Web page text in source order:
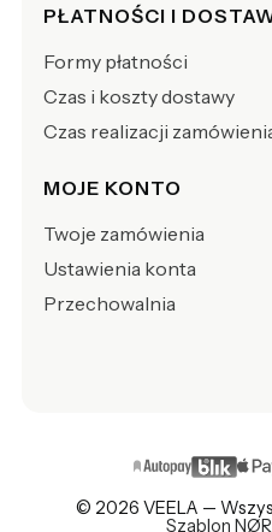
PŁATNOŚCI I
Formy płatności
Czas i koszty dostawy
Czas realizacji
MOJE KONTO
Twoje zamówienia
Ustawienia konta
Przechowalnia
© 2026 VEELA —
Szablon